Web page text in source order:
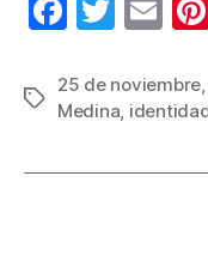
F
c
e
b
T
tt
er
E
ail
Etiquetas
25 de noviembre,
Medina,